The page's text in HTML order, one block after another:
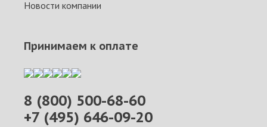
Новости компании
8 (800) 500-68-60
+7 (495) 646-09-20
Принимаем к оплате